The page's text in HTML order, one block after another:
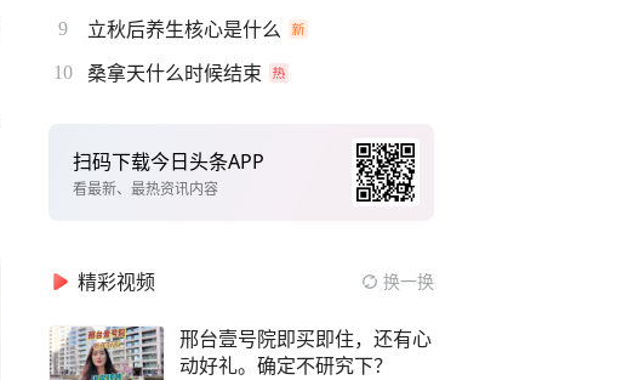
9 立秋后养生核心是什么
10 桑拿天什么时候结束
扫码下载今日头条APP
看最新、最热资讯内容
精彩视频 换一换
邢台壹号院即买即住，还有心
动好礼。确定不研究下？